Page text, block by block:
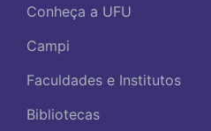
Conheça a UFU
Campi
Faculdades e Institutos
Bibliotecas